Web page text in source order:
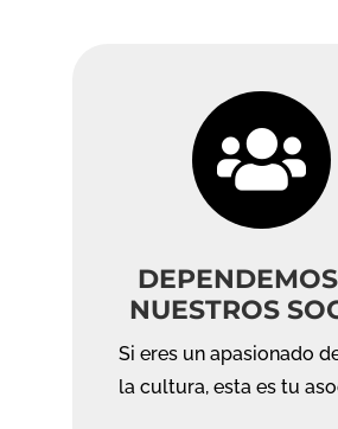

NUESTROS
Si eres un apasionado
la cultura, esta es tu